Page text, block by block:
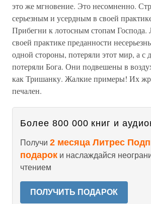
это же мгновение. Это несомненно.
серьезным и усердным в своей
Прибегни к лотосным стопам Господа.
своей практике преданности
одной стороны, потеряли этот мир, а с
потеряли Бога. Они подвешены в
как Тришанку. Жалкие примеры! Их
печален.
Более 800 000 книг и
Получи 2 месяца Литрес
подарок и наслаждайся
чтением
ПОЛУЧИТЬ ПОДАРОК